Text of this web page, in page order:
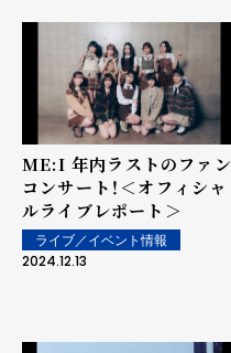
ME:I 年内ラストのファン
コンサート！＜オフィシャ
ルライブレポート＞
ライブ／イベント情報
2024.12.13